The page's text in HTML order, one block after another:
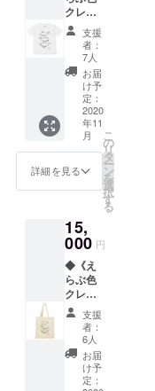
を添え
て、お
送りさ
せてい
ただき
ます。
※蜜蝋や
顔料と
なって
いる各
原料に
アレル
用をお
控えく
い。
中か
ら、お
好きな
色を4色
お選び
いただ
けま
す。（※
備考欄
にてご
希望の
色をご
レヨン
一本一
本、丁
寧に巻
紙を巻
いて、
缶に入
れてお
届けし
ます。
ご支援
へのお
クレヨ
ン
classic
》4色カ
スタマ
イズ＋
ぬりえ
Ｔシャ
ツの
セット
◆ クレ
ヨン
は、赤
土・シ
島みか
ん・
コー
ヒー・
イカ
墨・ヤ
シの
実・琉
球藍・
ビーツ
の8色の
中か
支援
者：
7人
お届
け予
定：
2020
年11
月
詳細を見る
こ
の
リ
タ
ー
ン
を
選
択
す
る
15,
000 円
◆《え
らぶ色
クレヨ
ン
classic
》4色カ
スタマ
イズ＋
ぬりえ
支援
者：
6人
お届
け予
定：